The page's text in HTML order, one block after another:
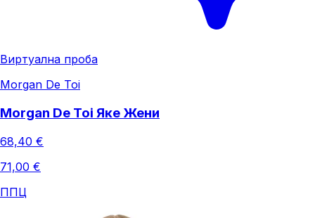
Виртуална проба
Morgan De Toi
Morgan De Toi Яке Жени
68,40 €
71,00 €
ППЦ